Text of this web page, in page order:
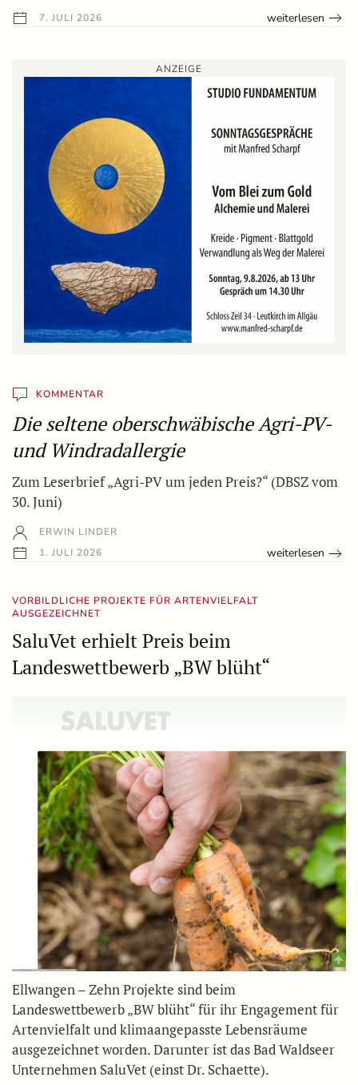
7. JULI 2026 weiterlesen
ANZEIGE
KOMMENTAR
Die seltene oberschwäbische Agri-PV-
und Windradallergie
Zum Leserbrief „Agri-PV um jeden Preis?“ (DBSZ vom
30. Juni)
ERWIN LINDER
1. JULI 2026
weiterlesen
VORBILDLICHE PROJEKTE FÜR ARTENVIELFALT
AUSGEZEICHNET
SaluVet erhielt Preis beim
Landeswettbewerb „BW blüht“
Ellwangen – Zehn Projekte sind beim
Landeswettbewerb „BW blüht“ für ihr Engagement für
Artenvielfalt und klimaangepasste Lebensräume
ausgezeichnet worden. Darunter ist das Bad Waldseer
Unternehmen SaluVet (einst Dr. Schaette).